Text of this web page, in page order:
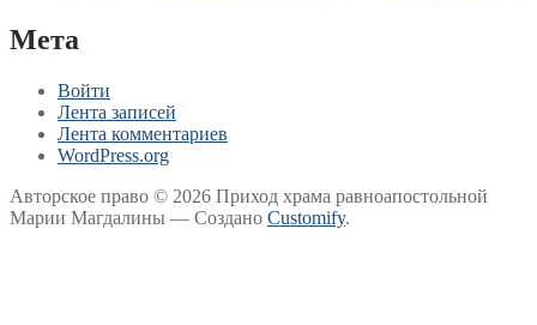
Мета
Войти
Лента записей
Лента комментариев
WordPress.org
Авторское право © 2026 Приход храма равноапостольной
Марии Магдалины — Создано Customify.